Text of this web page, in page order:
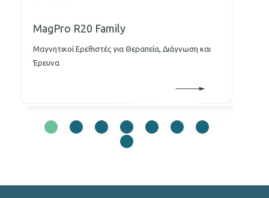
MagPro R20 Family
Μαγνητικοί Ερεθιστές για Θεραπεία, Διάγνωση και
Έρευνα